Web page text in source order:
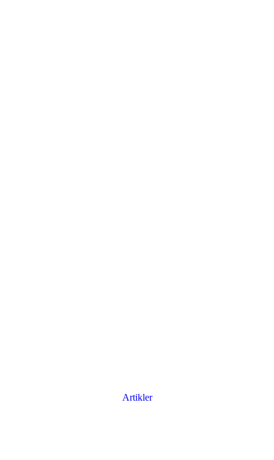
Artikler